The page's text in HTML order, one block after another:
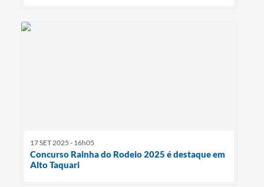
17 SET 2025 - 16h05
Concurso Rainha do Rodeio 2025 é destaque em
Alto Taquari